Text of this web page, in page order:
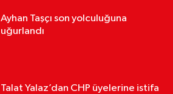
Ayhan Taşçı son yolculuğuna
uğurlandı
Talat Yalaz’dan CHP üyelerine istifa